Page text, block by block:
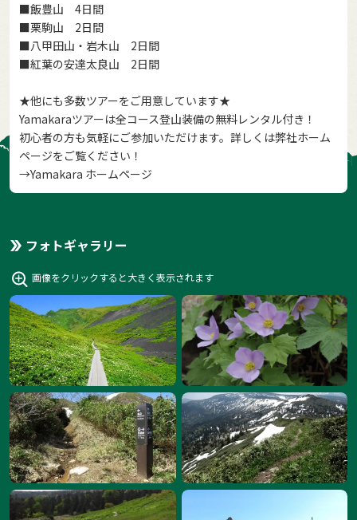
■飯豊山 4日間
■栗駒山 2日間
■八甲田山・岩木山 2日間
■紅葉の安達太良山 2日間
★他にも多数ツアーをご用意しています★
Yamakaraツアーは全コース登山装備の無料レンタル付き！
初心者の方も気軽にご参加いただけます。詳しくは弊社ホーム
ページをご覧ください！
→Yamakara ホームページ
フォトギャラリー
画像をクリックすると大きく表示されます